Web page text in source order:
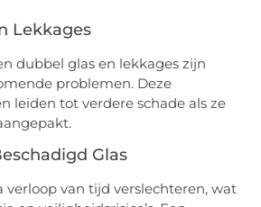
Lekkages
dubbel glas en lekkages zijn
problemen. Deze
leiden tot verdere schade als ze
Glas
verloop van tijd verslechteren, wat